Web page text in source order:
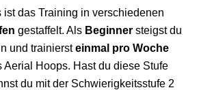
ist das Training in verschiedenen
gestaffelt. Als Beginner steigst du
und trainiersteinmal pro Woche
Aerial Hoops. Hast du diese Stufe
du mit der Schwierigkeitsstufe 2